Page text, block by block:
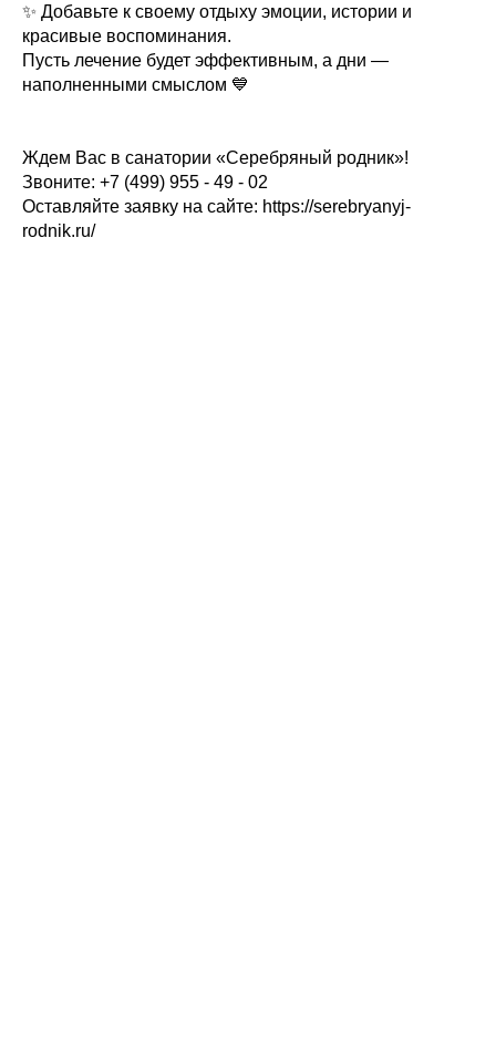
✨ Добавьте к своему отдыху эмоции, истории и
красивые воспоминания.
Пусть лечение будет эффективным, а дни —
наполненными смыслом 💙
Ждем Вас в санатории «Серебряный родник»!
Звоните: +7 (499) 955 - 49 - 02
Оставляйте заявку на сайте: https://serebryanyj-
rodnik.ru/